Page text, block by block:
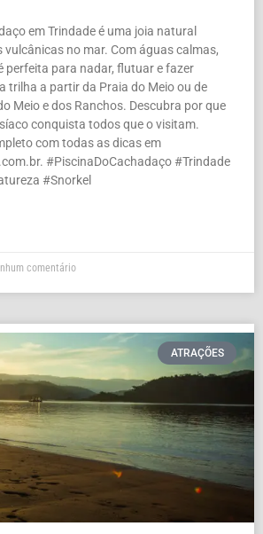
em Trindade é uma joia natural
no mar. Com águas calmas,
perfeita para nadar, flutuar e fazer
trilha a partir da Praia do Meio ou de
Meio e dos Ranchos. Descubra por que
conquista todos que o visitam.
com todas as dicas em
#PiscinaDoCachadaço #Trindade
#Snorkel
comentário
ATRAÇÕES